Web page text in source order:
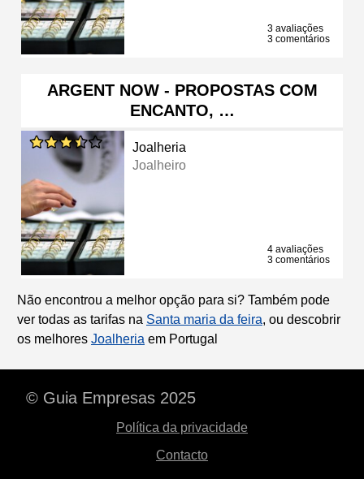
3 avaliações
3 comentários
ARGENT NOW - PROPOSTAS COM
ENCANTO, …
Joalheria
Joalheiro
4 avaliações
3 comentários
Não encontrou a melhor opção para si? Também pode
ver todas as tarifas na Santa maria da feira, ou descobrir
os melhores Joalheria em Portugal
© Guia Empresas 2025
Política da privacidade
Contacto